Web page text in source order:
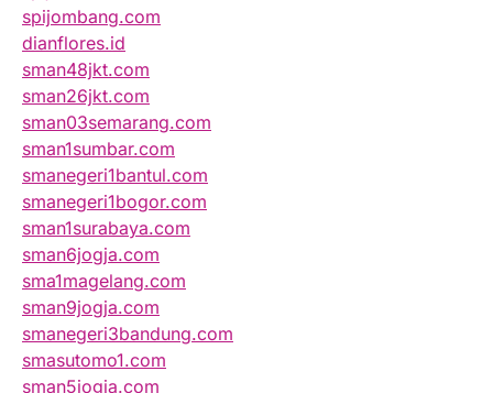
spijombang.com
dianflores.id
sman48jkt.com
sman26jkt.com
sman03semarang.com
sman1sumbar.com
smanegeri1bantul.com
smanegeri1bogor.com
sman1surabaya.com
sman6jogja.com
sma1magelang.com
sman9jogja.com
smanegeri3bandung.com
smasutomo1.com
sman5jogja.com